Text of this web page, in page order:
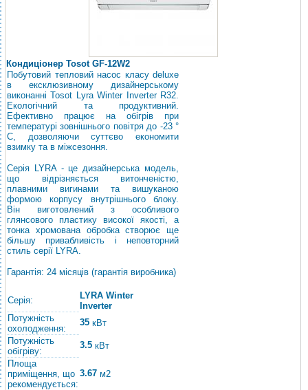
Кондиціонер Tosot GF-12W2
Побутовий тепловий насос класу deluxe
в ексклюзивному дизайнерському
виконанні Tosot Lyra Winter Inverter R32.
Екологічний та продуктивний.
Ефективно працює на обігрів при
температурі зовнішнього повітря до -23 °
С, дозволяючи суттєво економити
взимку та в міжсезоння.
Серія LYRA - це дизайнерська модель,
що відрізняється витонченістю,
плавними вигинами та вишуканою
формою корпусу внутрішнього блоку.
Він виготовлений з особливого
глянсового пластику високої якості, а
тонка хромована обробка створює ще
більшу привабливість і неповторний
стиль серії LYRA.
Гарантія: 24 місяців (гарантія виробника)
Серія:
LYRA Winter
Inverter
Потужність
охолодження:
35 кВт
Потужність
обігріву:
3.5 кВт
Площа
приміщення, що
рекомендується:
3.67 м2